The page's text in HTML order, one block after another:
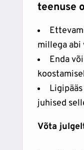
teenuse
millega abi
Enda
juhised
Võta